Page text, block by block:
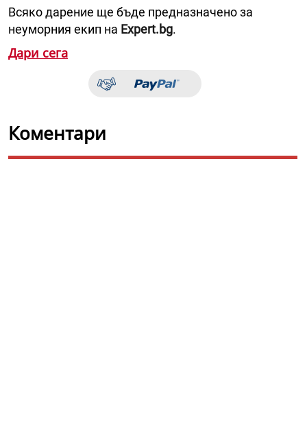
Всяко дарение ще бъде предназначено за
неуморния екип на Expert.bg.
Дари сега
Коментари